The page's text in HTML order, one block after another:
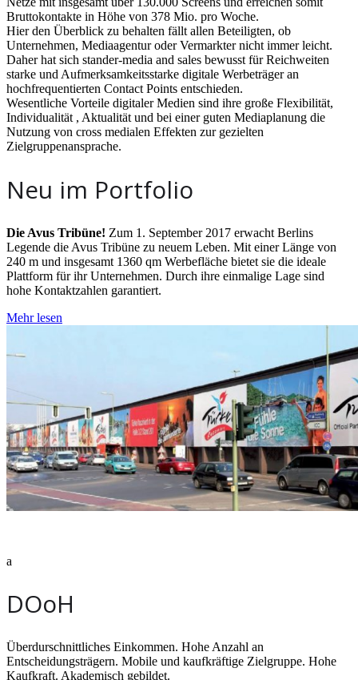
Bruttokontakte in Höhe von 378 Mio. pro Woche.
Hier den Überblick zu behalten fällt allen Beteiligten, ob
Unternehmen, Mediaagentur oder Vermarkter nicht immer leicht.
Daher hat sich stander-media and sales bewusst für Reichweiten
starke und Aufmerksamkeitsstarke digitale Werbeträger an
hochfrequentierten Contact Points entschieden.
Wesentliche Vorteile digitaler Medien sind ihre große Flexibilität,
Individualität , Aktualität und bei einer guten Mediaplanung die
Nutzung von cross medialen Effekten zur gezielten
Zielgruppenansprache.
Neu im Portfolio
Die Avus Tribüne! Zum 1. September 2017 erwacht Berlins
Legende die Avus Tribüne zu neuem Leben. Mit einer Länge von
240 m und insgesamt 1360 qm Werbefläche bietet sie die ideale
Plattform für ihr Unternehmen. Durch ihre einmalige Lage sind
hohe Kontaktzahlen garantiert.
Mehr lesen
a
DOoH
Überdurschnittliches Einkommen. Hohe Anzahl an
Entscheidungsträgern. Mobile und kaufkräftige Zielgruppe. Hohe
Kaufkraft. Akademisch gebildet.